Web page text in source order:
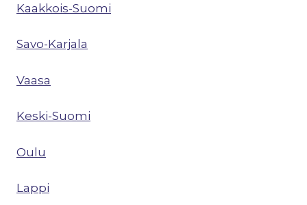
Kaakkois-Suomi
Savo-Karjala
Vaasa
Keski-Suomi
Oulu
Lappi